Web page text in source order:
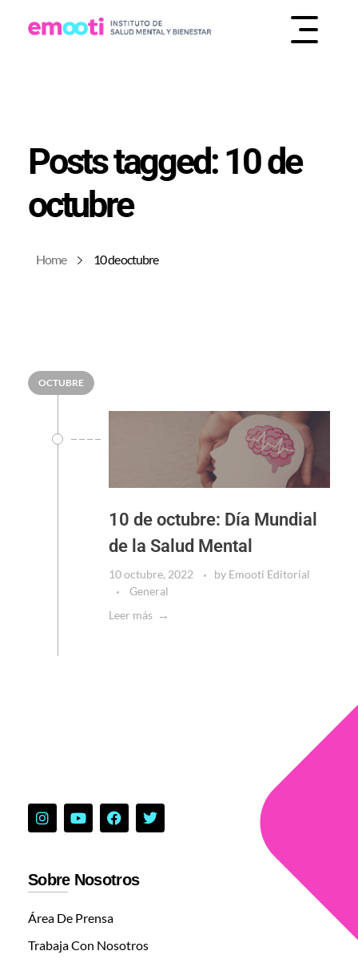
Home 10 de octubre
Posts tagged: 10 de
octubre
OCTUBRE
10 de octubre: Día Mundial
de la Salud Mental
10 octubre, 2022 by Emooti Editorial
General
Leer más
Sobre Nosotros
Área De Prensa
Trabaja Con Nosotros